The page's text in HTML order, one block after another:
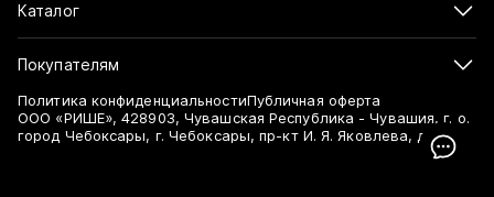
Каталог
Покупателям
ООО «РИШЕ», 428903, Чувашская Республика - Чувашия, г. о.
город Чебоксары, г. Чебоксары, пр-кт И. Я. Яковлева, д. 15
Политика конфиденциальностиПубличная оферта